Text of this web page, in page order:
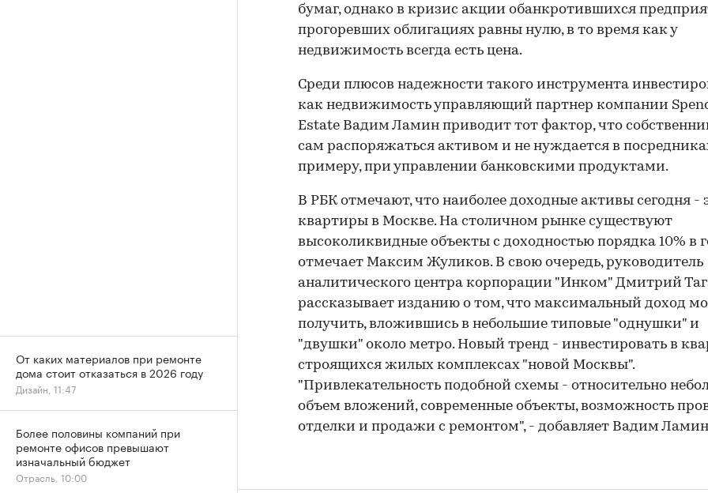
бумаг, однако в кризис акции обанкротившихся
прогоревших облигациях равны нулю, в то время как у
недвижимость всегда есть цена.
Среди плюсов надежности такого инструмента
как недвижимость управляющий партнер компании
Estate Вадим Ламин приводит тот фактор, что
сам распоряжаться активом и не нуждается в
примеру, при управлении банковскими продуктами.
В РБК отмечают, что наиболее доходные активы сегодня -
квартиры в Москве. На столичном рынке существуют
высоколиквидные объекты с доходностью порядка 10% в
отмечает Максим Жуликов. В свою очередь, руководитель
аналитического центра корпорации "Инком" Дмитрий
рассказывает изданию о том, что максимальный доход
получить, вложившись в небольшие типовые "однушки" и
"двушки" около метро. Новый тренд - инвестировать в
строящихся жилых комплексах "новой Москвы".
"Привлекательность подобной схемы - относительно
объем вложений, современные объекты, возможность
отделки и продажи с ремонтом", - добавляет Вадим
От каких материалов при ремонте
дома стоит отказаться в 2026 году
Дизайн, 11:47
Более половины компаний при
ремонте офисов превышают
изначальный бюджет
Отрасль, 10:00